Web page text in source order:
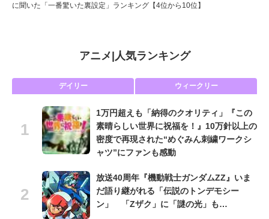
に聞いた「一番驚いた裏設定」ランキング【4位から10位】
アニメ| 人気ランキング
デイリー ウィークリー
1万円超えも「納得のクオリティ」『この
素晴らしい世界に祝福を！』10万針以上の
密度で再現された“めぐみん刺繍ワークシ
ャツ”にファンも感動
放送40周年『機動戦士ガンダムZZ』いま
だ語り継がれる「伝説のトンデモシー
ン」 「Zザク」に「謎の光」も…